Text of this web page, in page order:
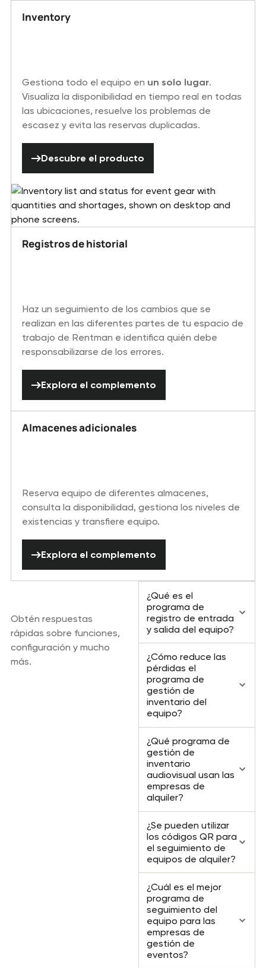
Inventory
Gestiona todo el equipo en un solo lugar.
Visualiza la disponibilidad en tiempo real en todas
las ubicaciones, resuelve los problemas de
escasez y evita las reservas duplicadas.
Descubre el producto
Registros de historial
Haz un seguimiento de los cambios que se
realizan en las diferentes partes de tu espacio de
trabajo de Rentman e identifica quién debe
responsabilizarse de los errores.
Explora el complemento
Almacenes adicionales
Reserva equipo de diferentes almacenes,
consulta la disponibilidad, gestiona los niveles de
existencias y transfiere equipo.
Explora el complemento
Obtén respuestas
rápidas sobre funciones,
configuración y mucho
más.
¿Qué es el
programa de
registro de entrada
y salida del equipo?
¿Cómo reduce las
pérdidas el
programa de
gestión de
inventario del
equipo?
¿Qué programa de
gestión de
inventario
audiovisual usan las
empresas de
alquiler?
¿Se pueden utilizar
los códigos QR para
el seguimiento de
equipos de alquiler?
¿Cuál es el mejor
programa de
seguimiento del
equipo para las
empresas de
gestión de
eventos?